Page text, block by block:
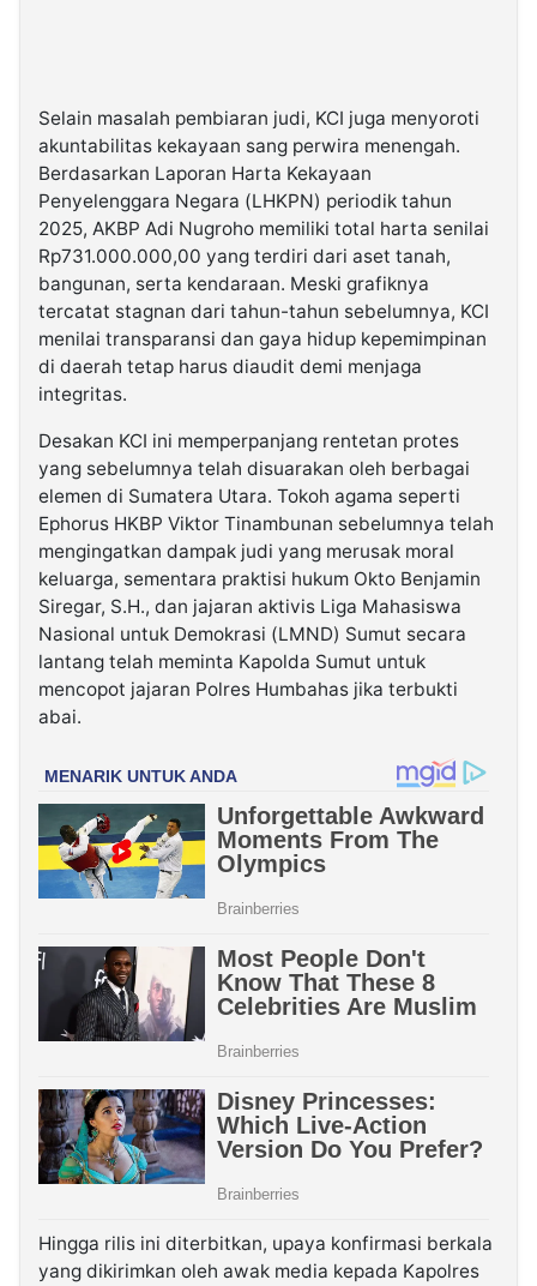
Selain masalah pembiaran judi, KCI juga menyoroti
akuntabilitas kekayaan sang perwira menengah.
Berdasarkan Laporan Harta Kekayaan
Penyelenggara Negara (LHKPN) periodik tahun
2025, AKBP Adi Nugroho memiliki total harta senilai
Rp731.000.000,00 yang terdiri dari aset tanah,
bangunan, serta kendaraan. Meski grafiknya
tercatat stagnan dari tahun-tahun sebelumnya, KCI
menilai transparansi dan gaya hidup kepemimpinan
di daerah tetap harus diaudit demi menjaga
integritas.
Desakan KCI ini memperpanjang rentetan protes
yang sebelumnya telah disuarakan oleh berbagai
elemen di Sumatera Utara. Tokoh agama seperti
Ephorus HKBP Viktor Tinambunan sebelumnya telah
mengingatkan dampak judi yang merusak moral
keluarga, sementara praktisi hukum Okto Benjamin
Siregar, S.H., dan jajaran aktivis Liga Mahasiswa
Nasional untuk Demokrasi (LMND) Sumut secara
lantang telah meminta Kapolda Sumut untuk
mencopot jajaran Polres Humbahas jika terbukti
abai.
Hingga rilis ini diterbitkan, upaya konfirmasi berkala
yang dikirimkan oleh awak media kepada Kapolres